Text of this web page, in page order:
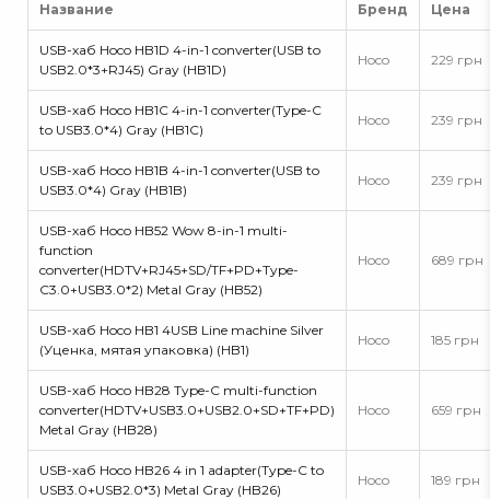
Название Бренд Цена
USB-хаб Hoco HB1D 4-in-1 converter(USB to
USB2.0*3+RJ45) Gray (HB1D)
Hoco 229 грн
USB-хаб Hoco HB1C 4-in-1 converter(Type-C
to USB3.0*4) Gray (HB1C)
Hoco 239 грн
USB-хаб Hoco HB1B 4-in-1 converter(USB to
USB3.0*4) Gray (HB1B)
Hoco 239 грн
USB-хаб Hoco HB52 Wow 8-in-1 multi-
function
converter(HDTV+RJ45+SD/TF+PD+Type-
C3.0+USB3.0*2) Metal Gray (HB52)
Hoco 689 грн
USB-хаб Hoco HB1 4USB Line machine Silver
(Уценка, мятая упаковка) (HB1)
Hoco 185 грн
USB-хаб Hoco HB28 Type-C multi-function
converter(HDTV+USB3.0+USB2.0+SD+TF+PD)
Metal Gray (HB28)
Hoco 659 грн
USB-хаб Hoco HB26 4 in 1 adapter(Type-C to
USB3.0+USB2.0*3) Metal Gray (HB26)
Hoco 189 грн